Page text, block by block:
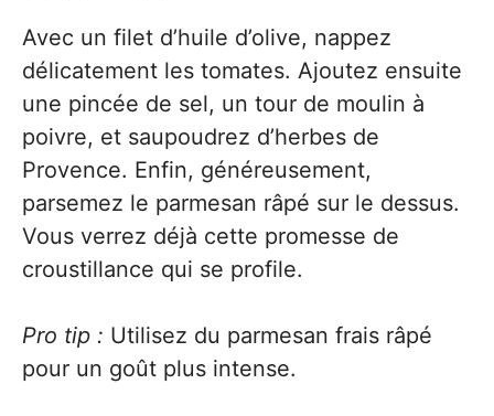
Avec un filet d’huile d’olive, nappez
délicatement les tomates. Ajoutez ensuite
une pincée de sel, un tour de moulin à
poivre, et saupoudrez d’herbes de
Provence. Enfin, généreusement,
parsemez le parmesan râpé sur le dessus.
Vous verrez déjà cette promesse de
croustillance qui se profile.
Pro tip : Utilisez du parmesan frais râpé
pour un goût plus intense.